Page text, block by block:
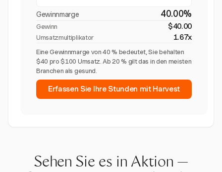
Gewinnmarge 40.00%
Gewinn $40.00
Umsatzmultiplikator 1.67x
Eine Gewinnmarge von 40 % bedeutet, Sie behalten
$40 pro $100 Umsatz. Ab 20 % gilt das in den meisten
Branchen als gesund.
Erfassen Sie Ihre Stunden mit Harvest
Sehen Sie es in Aktion —